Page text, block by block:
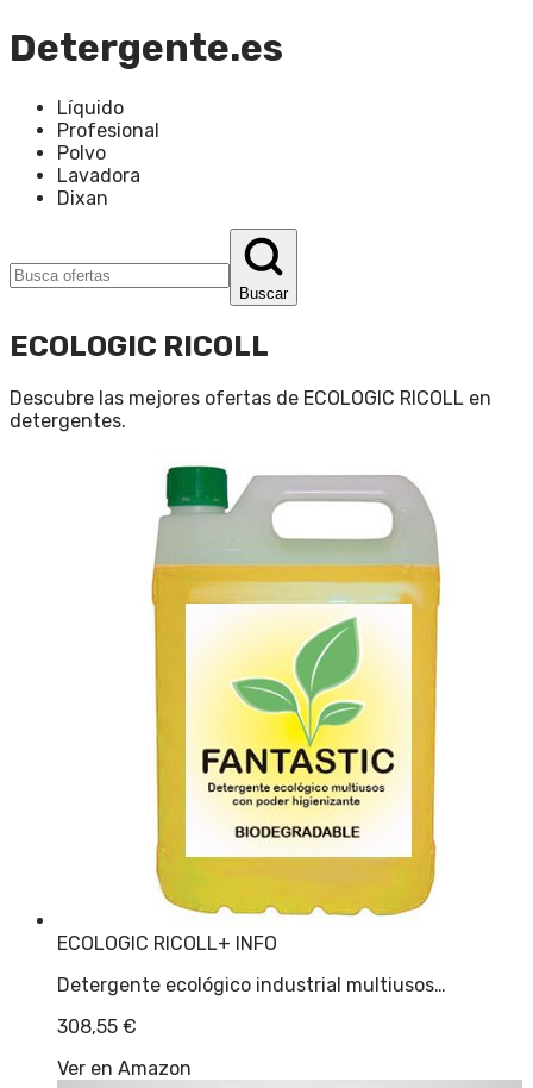
Detergente.es
Líquido
Profesional
Polvo
Lavadora
Dixan
Buscar
ECOLOGIC RICOLL
Descubre las mejores ofertas de ECOLOGIC RICOLL en
detergentes.
ECOLOGIC RICOLL+ INFO
Detergente ecológico industrial multiusos…
308,55 €
Ver en Amazon